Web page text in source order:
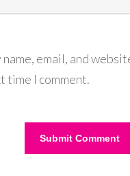
name, email, and
time I comment.